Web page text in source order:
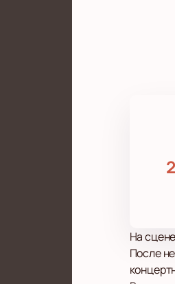
На
После